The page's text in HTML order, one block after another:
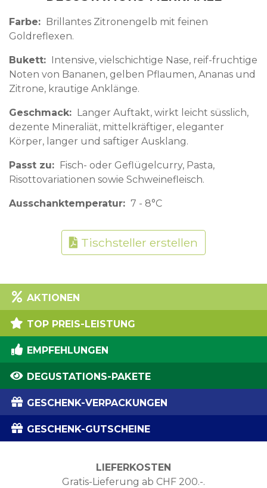
Farbe
Brillantes Zitronengelb mit feinen
Goldreflexen.
Bukett
Intensive, vielschichtige Nase, reif-fruchtige
Noten von Bananen, gelben Pflaumen, Ananas und
Zitrone, krautige Anklänge.
Geschmack
Langer Auftakt, wirkt leicht süsslich,
dezente Mineraliät, mittelkräftiger, eleganter
Körper, langer und saftiger Ausklang.
Passt zu
Fisch- oder Geflügelcurry, Pasta,
Risottovariationen sowie Schweinefleisch.
Ausschanktemperatur 7 - 8°C
Tischsteller erstellen
AKTIONEN
TOP PREIS-LEISTUNG
EMPFEHLUNGEN
DEGUSTATIONS-PAKETE
GESCHENK-VERPACKUNGEN
GESCHENK-GUTSCHEINE
LIEFERKOSTEN
Gratis-Lieferung ab CHF 200.-.